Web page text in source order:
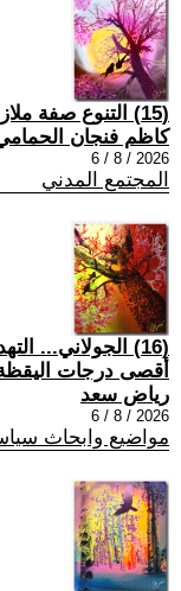
(15) التنوع صفة ملازمة للمجتمعات
كاظم فنجان
2026 / 8 / 6
المجتمع المدني
(16) الجولاني...
أقصى درجات
رياض سعد
2026 / 8 / 6
مواضيع وابحاث